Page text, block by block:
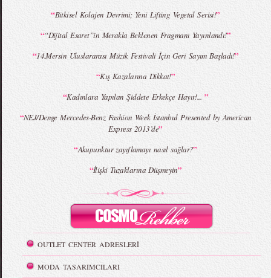
“Bitkisel Kolajen Devrimi; Yeni Lifting Vegetal Serisi!”
““Dijital Esaret”in Merakla Beklenen Fragmanı Yayınlandı!”
“14.Mersin Uluslararası Müzik Festivali İçin Geri Sayım Başladı!”
“Kış Kazalarına Dikkat!”
“Kadınlara Yapılan Şiddete Erkekçe Hayır!... ”
“NEJ/Denge Mercedes-Benz Fashion Week İstanbul Presented by American
Express 2013’de”
“Akupunktur zayıflamayı nasıl sağlar?”
“İlişki Tuzaklarına Düşmeyin”
OUTLET CENTER ADRESLERİ
MODA TASARIMCILARI